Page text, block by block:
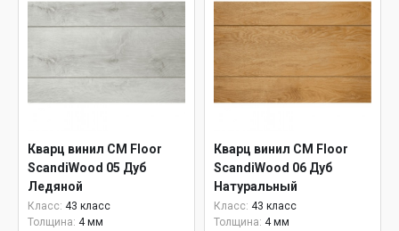
Кварц винил CM Floor
ScandiWood 05 Дуб
Ледяной
Класс: 43 класс
Толщина: 4 мм
Кварц винил CM Floor
ScandiWood 06 Дуб
Натуральный
Класс: 43 класс
Толщина: 4 мм